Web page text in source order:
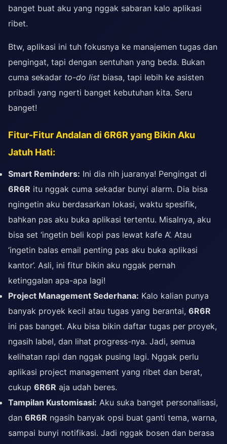
banget buat aku yang nggak sabaran kalo aplikasi
ribet.
Btw, aplikasi ini tuh fokusnya ke manajemen tugas dan
pengingat, tapi dengan sentuhan yang beda. Bukan
cuma sekadar to-do list biasa, tapi lebih ke asisten
pribadi yang ngerti banget kebutuhan kita. Seru
banget!
Fitur-Fitur Andalan di 6R6R yang Bikin Aku
Jatuh Hati:
Smart Reminders: Ini dia nih juaranya! Pengingat di
6R6R itu nggak cuma sekadar bunyi alarm. Dia bisa
ngingetin aku berdasarkan lokasi, waktu spesifik,
bahkan pas aku buka aplikasi tertentu. Misalnya, aku
bisa set ‘ingetin beli kopi pas lewat kafe A’. Atau
‘ingetin balas email penting pas aku buka aplikasi
kantor’. Asli, ini fitur bikin aku nggak pernah
ketinggalan apa-apa lagi!
Project Management Sederhana: Kalo kalian punya
banyak proyek kecil atau tugas yang berantai, 6R6R
ini pas banget. Aku bisa bikin daftar tugas per proyek,
ngasih label, dan lihat progress-nya. Jadi, semua
kelihatan rapi dan nggak pusing lagi. Nggak perlu
aplikasi project management yang ribet dan berat,
cukup 6R6R aja udah beres.
Tampilan Kustomisasi: Aku suka banget personalisasi,
dan 6R6R ngasih banyak opsi buat ganti tema, warna,
sampai bunyi notifikasi. Jadi nggak bosen dan berasa